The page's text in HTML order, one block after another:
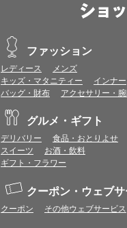
本サービスではCookieと
ワールドプレゼントのポイント
プレミアムポイント付与の対象
プレミアムポイントの付与予定
とに異なりますので、各ショッ
200円のご利用につき1ポイン
が異なる場合があります。
対象サイトにアクセス後、カー
商品購入後、購入内容等に変
商品をキャンセル・返品した場
プレミアムポイントはワールド
一部対象外となるサービスがあ
ワールドプレゼントのお問合せ
ファッション
レディース
メンズ
キッズ・マタニティー
インナー
バッグ・財布
アクセサリー・
グルメ・ギフト
デリバリー
食品・おとりよせ
スイーツ
お酒・飲料
ギフト・フラワー
クーポン・ウェブサ
クーポン その他ウェブサービス